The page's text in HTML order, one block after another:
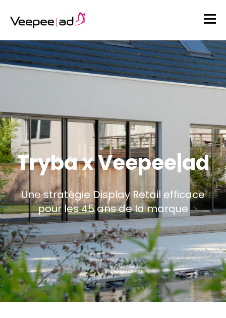
Tryba x Veepee|ad
Une stratégie Display Retail efficace
pour les 45 ans de la marque